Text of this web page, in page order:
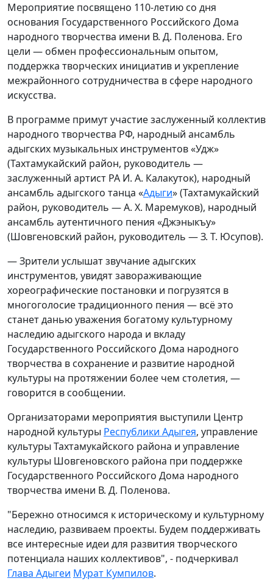
Мероприятие посвящено 110-летию со дня
основания Государственного Российского Дома
народного творчества имени В. Д. Поленова. Его
цели — обмен профессиональным опытом,
поддержка творческих инициатив и укрепление
межрайонного сотрудничества в сфере народного
искусства.
В программе примут участие заслуженный коллектив
народного творчества РФ, народный ансамбль
адыгских музыкальных инструментов «Удж»
(Тахтамукайский район, руководитель —
заслуженный артист РА И. А. Калакуток), народный
ансамбль адыгского танца «Адыги» (Тахтамукайский
район, руководитель — А. Х. Маремуков), народный
ансамбль аутентичного пения «Джэныкъу»
(Шовгеновский район, руководитель — З. Т. Юсупов).
— Зрители услышат звучание адыгских
инструментов, увидят завораживающие
хореографические постановки и погрузятся в
многоголосие традиционного пения — всё это
станет данью уважения богатому культурному
наследию адыгского народа и вкладу
Государственного Российского Дома народного
творчества в сохранение и развитие народной
культуры на протяжении более чем столетия, —
говорится в сообщении.
Организаторами мероприятия выступили Центр
народной культуры Республики Адыгея, управление
культуры Тахтамукайского района и управление
культуры Шовгеновского района при поддержке
Государственного Российского Дома народного
творчества имени В. Д. Поленова.
"Бережно относимся к историческому и культурному
наследию, развиваем проекты. Будем поддерживать
все интересные идеи для развития творческого
потенциала наших коллективов", - подчеркивал
Глава Адыгеи Мурат Кумпилов.